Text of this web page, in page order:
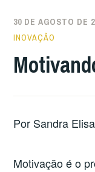
30 DE AGOSTO DE
INOVAÇÃO
Por Sandra
Motivação é o